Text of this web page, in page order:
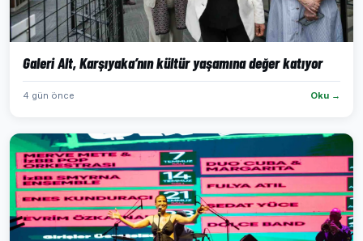
Galeri Alt, Karşıyaka’nın kültür yaşamına değer katıyor
4 gün önce Oku →